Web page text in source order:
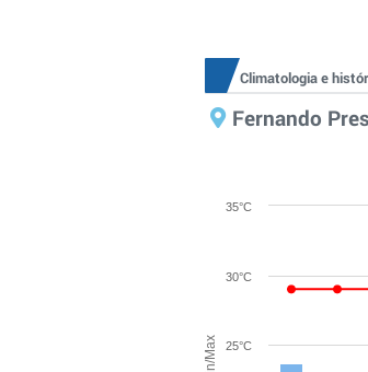
Climatologia e
Fernando
25°C
30°C
35°C